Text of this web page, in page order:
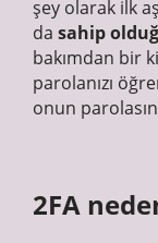
şey olarak ilk
da sahip
bakımdan bir
parolanızı
onun
2FA